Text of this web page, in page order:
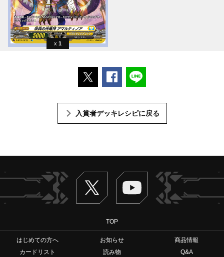
1
ポストするFacebookでシェアする
入賞者デッキレシピに戻る
Twitter ヴァンガードch
TOP
はじめての方へ お知らせ
商品情報
カードリスト
読み物
Q&A